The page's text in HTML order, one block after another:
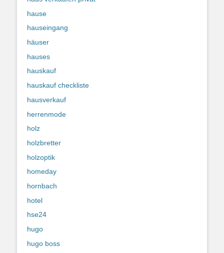
hause
hauseingang
häuser
hauses
hauskauf
hauskauf checkliste
hausverkauf
herrenmode
holz
holzbretter
holzoptik
homeday
hornbach
hotel
hse24
hugo
hugo boss